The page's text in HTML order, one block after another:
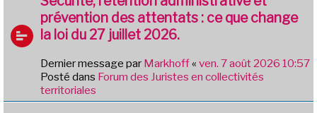
u
v
e
u
m
e
s
prévention des attentats : ce que change
la loi du 27 juillet 2026.
Dernier message par Markhoff« ven. 7 août 2026 10:57
Posté dans Forum des Juristes en collectivités
territoriales